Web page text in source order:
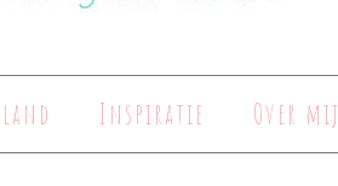
Inspiratie Over mij